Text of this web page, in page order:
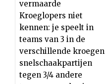
vermaarde
Kroeglopers niet
kennen: je speelt in
teams van 3 in de
verschillende kroegen
snelschaakpartijen
tegen 3/4 andere